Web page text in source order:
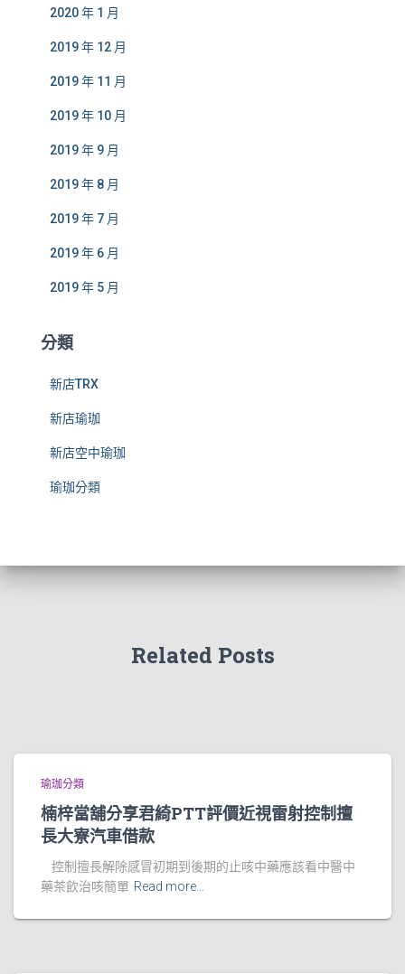
2020 年 1 月
2019 年 12 月
2019 年 11 月
2019 年 10 月
2019 年 9 月
2019 年 8 月
2019 年 7 月
2019 年 6 月
2019 年 5 月
分類
新店TRX
新店瑜珈
新店空中瑜珈
瑜珈分類
Related Posts
瑜珈分類
楠梓當舖分享君綺PTT評價近視雷射控制擅
長大寮汽車借款
控制擅長解除感冒初期到後期的止咳中藥應該看中醫中
藥茶飲治咳簡單 Read more…